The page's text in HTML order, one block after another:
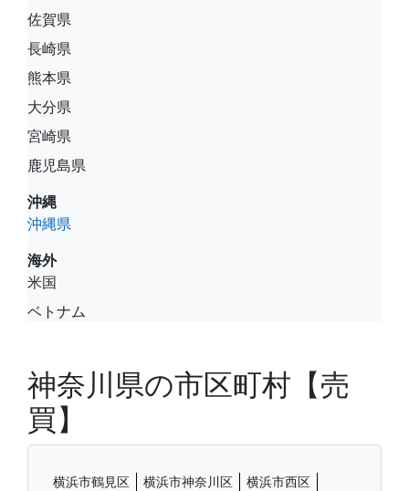
佐賀県
長崎県
熊本県
大分県
宮崎県
鹿児島県
沖縄
沖縄県
海外
米国
ベトナム
神奈川県の市区町村【売
買】
横浜市鶴見区 横浜市神奈川区 横浜市西区